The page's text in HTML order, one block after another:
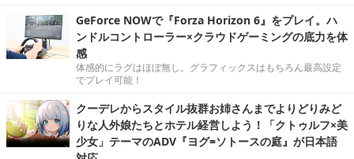
GeForce NOWで『Forza Horizon 6』をプレイ。ハ
ンドルコントローラー×クラウドゲーミングの底力を体
感
体感的にラグはほぼ無し。グラフィックスはもちろん最高設定
でプレイ可能！
クーデレからスタイル抜群お姉さんまでよりどりみど
りな人外娘たちとホテル経営しよう！「クトゥルフ×美
少女」テーマのADV『ヨグ=ソトースの庭』が日本語